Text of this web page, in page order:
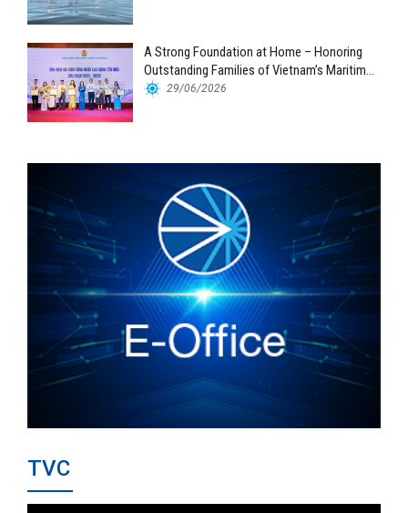
A Strong Foundation at Home – Honoring
Outstanding Families of Vietnam’s Maritime
Workforce
29/06/2026
TVC